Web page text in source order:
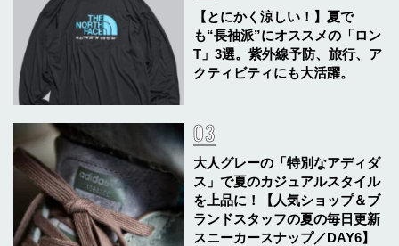
【とにかく涼しい！】夏で
も“長袖派”にオススメの「ロン
T」3選。紫外線予防、旅行、ア
クティビティにも大活躍。
大人グレーの「特別なアディダ
ス」で夏のカジュアルスタイル
を上品に！【人気ショップ＆ブ
ランドスタッフの夏の毎日更新
スニーカースナップ／DAY6】